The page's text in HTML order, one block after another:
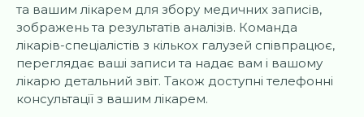
та вашим лікарем для збору медичних записів,
зображень та результатів аналізів. Команда
лікарів-спеціалістів з кількох галузей співпрацює,
переглядає ваші записи та надає вам і вашому
лікарю детальний звіт. Також доступні телефонні
консультації з вашим лікарем.